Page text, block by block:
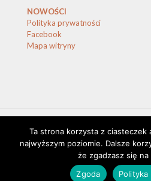
NOWOŚCI
Polityka prywatności
Facebook
Mapa witryny
© 2020 Biblioteka
Ta strona korzysta z ciasteczek
najwyższym poziomie. Dalsze
że zgadzasz się
Zgoda